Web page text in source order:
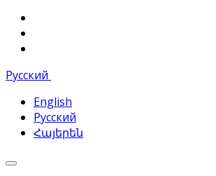
Русский
English
Русский
Հայերեն